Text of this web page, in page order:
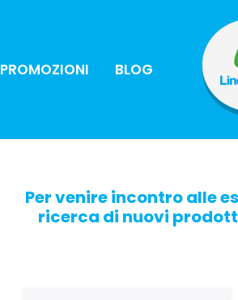
PROMOZIONI BLOG
Per venire incontro alle
ricerca di nuovi